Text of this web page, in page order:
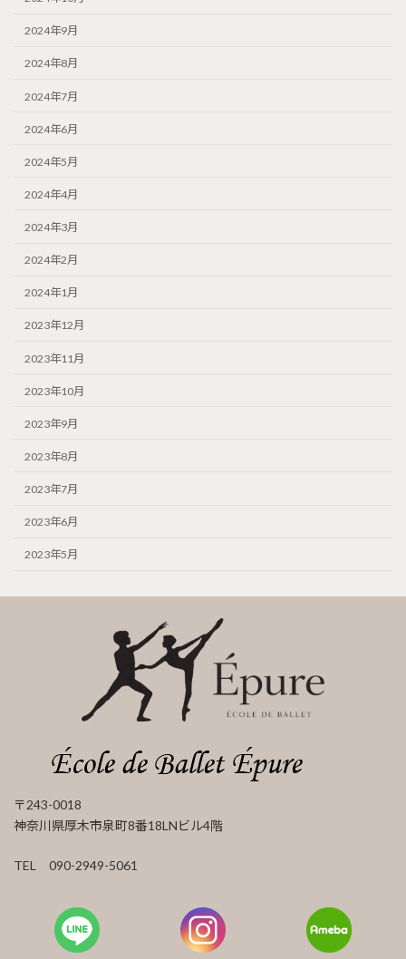
2024年9月
2024年8月
2024年7月
2024年6月
2024年5月
2024年4月
2024年3月
2024年2月
2024年1月
2023年12月
2023年11月
2023年10月
2023年9月
2023年8月
2023年7月
2023年6月
2023年5月
〒243-0018
神奈川県厚木市泉町8番18LNビル4階
TEL 090-2949-5061